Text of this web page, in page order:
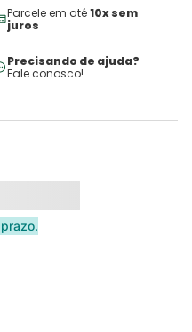
Parcele em até10x sem
juros
Precisando de ajuda?
Fale conosco!